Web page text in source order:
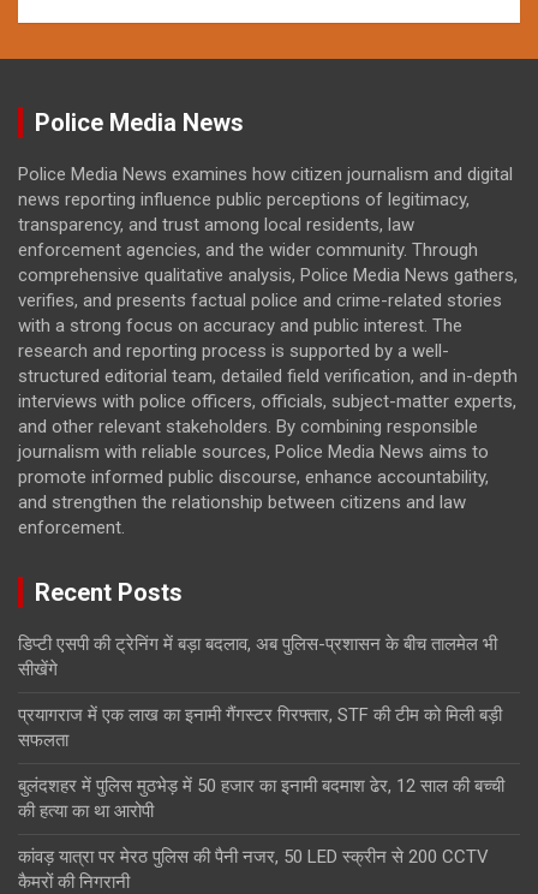
Police Media News
Police Media News examines how citizen journalism and digital
news reporting influence public perceptions of legitimacy,
transparency, and trust among local residents, law
enforcement agencies, and the wider community. Through
comprehensive qualitative analysis, Police Media News gathers,
verifies, and presents factual police and crime-related stories
with a strong focus on accuracy and public interest. The
research and reporting process is supported by a well-
structured editorial team, detailed field verification, and in-depth
interviews with police officers, officials, subject-matter experts,
and other relevant stakeholders. By combining responsible
journalism with reliable sources, Police Media News aims to
promote informed public discourse, enhance accountability,
and strengthen the relationship between citizens and law
enforcement.
Recent Posts
डिप्टी एसपी की ट्रेनिंग में बड़ा बदलाव, अब पुलिस-प्रशासन के बीच तालमेल भी
सीखेंगे
प्रयागराज में एक लाख का इनामी गैंगस्टर गिरफ्तार, STF की टीम को मिली बड़ी
सफलता
बुलंदशहर में पुलिस मुठभेड़ में 50 हजार का इनामी बदमाश ढेर, 12 साल की बच्ची
की हत्या का था आरोपी
कांवड़ यात्रा पर मेरठ पुलिस की पैनी नजर, 50 LED स्क्रीन से 200 CCTV
कैमरों की निगरानी